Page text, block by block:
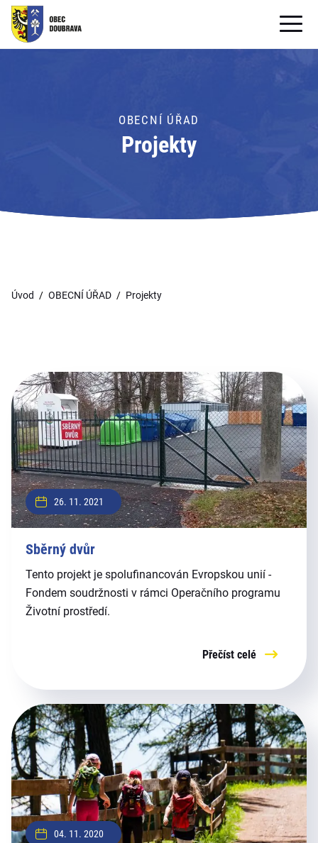
PRO OBČANY
Formuláře ke stažení
PRO TURISTY
OBECNÍ ÚŘAD
Projekty
Úvod OBECNÍ ÚŘAD Projekty
26. 11. 2021
Sběrný dvůr
Tento projekt je spolufinancován Evropskou unií -
Fondem soudržnosti v rámci Operačního programu
Životní prostředí.
Přečíst celé
04. 11. 2020